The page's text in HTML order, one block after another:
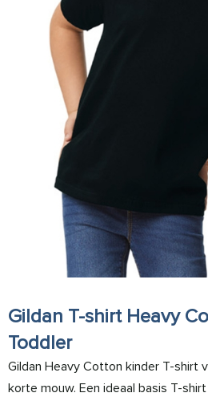
Gildan T-shirt Heavy
Toddler
Gildan Heavy Cotton kinder T-shirt
korte mouw. Een ideaal basis T-